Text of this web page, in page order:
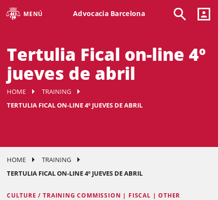
MENÚ Advocacia Barcelona
Tertulia Fical on-line 4º
jueves de abril
HOME
TRAINING
TERTULIA FICAL ON-LINE 4º JUEVES DE ABRIL
HOME
TRAINING
TERTULIA FICAL ON-LINE 4º JUEVES DE ABRIL
CULTURE / TRAINING COMMISSION | FISCAL | OTHER